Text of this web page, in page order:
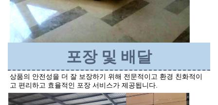
포장 및 배달
상품의 안전성을 더 잘 보장하기 위해 전문적이고 환경 친화적이
고 편리하고 효율적인 포장 서비스가 제공됩니다.